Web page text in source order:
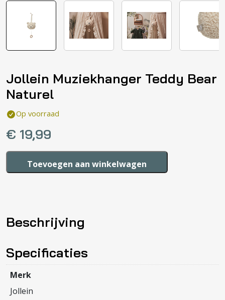
Jollein Muziekhanger Teddy Bear
Naturel
Op voorraad
€ 19,99
Jollein
Muziekhanger
aantal
Toevoegen aan winkelwagen
Beschrijving
Specificaties
Merk
Jollein